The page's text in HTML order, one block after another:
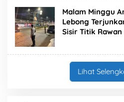
Malam Minggu
Lebong
Sisir Titik Rawan
Lihat